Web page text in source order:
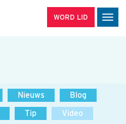
WORD LID
Nieuws
Blog
Tip
Video